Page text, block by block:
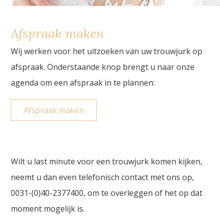
Afspraak maken
Wij werken voor het uitzoeken van uw trouwjurk op
afspraak. Onderstaande knop brengt u naar onze
agenda om een afspraak in te plannen:
Afspraak maken
Wilt u last minute voor een trouwjurk komen kijken,
neemt u dan even telefonisch contact met ons op,
0031-(0)40-2377400, om te overleggen of het op dat
moment mogelijk is.